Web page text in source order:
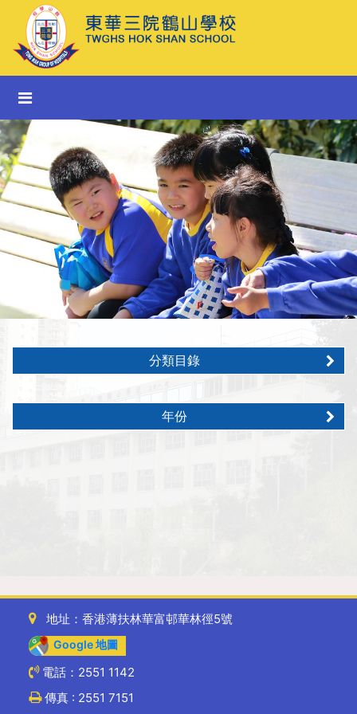
分類目錄
年份
地址：香港薄扶林華富邨華林徑5號
Google 地圖
電話：2551 1142
傳真 : 2551 7151